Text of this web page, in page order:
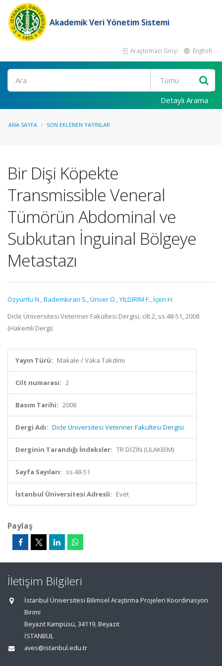
Akademik Veri Yönetim Sistemi
Araştırmacı Girişi English
Ara
Detaylı Arama
ANA SAYFA SON EKLENEN YAYINLAR
Bir Dişi Köpekte
Transmissible Veneral
Tümörün Abdominal ve
Subkutan İnguinal Bölgeye
Metastazı
Özyurtlu N.,Bademkıran S.,Ünver Ö.,YILDIRIM F., İçen H.
Dicle Üniversitesi Veteriner Fakültesi Dergisi, cilt.2, ss.48-51, 2008
(Hakemli Dergi)
Yayın Türü: Makale / Vaka Takdimi
Cilt numarası: 2
Basım Tarihi: 2008
Dergi Adı: Dicle Üniversitesi Veteriner Fakültesi Dergisi
Derginin Tarandığı İndeksler: TR DİZİN (ULAKBİM)
Sayfa Sayıları: ss.48-51
İstanbul Üniversitesi Adresli: Evet
Paylaş
İletişim Bilgileri
İstanbul Üniversitesi Bilimsel Araştırma Projeleri Koordinasyon
Birimi
Beyazıt Kampüsü, 34119, Beyazıt
İSTANBUL
aves@istanbul.edu.tr